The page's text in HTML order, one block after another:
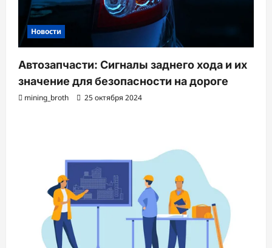
Новости
Автозапчасти: Сигналы заднего хода и их
значение для безопасности на дороге
mining_broth 25 октября 2024